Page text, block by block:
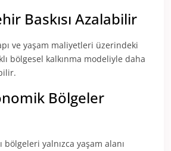
Baskısı Azalabilir
ve yaşam maliyetleri üzerindeki
bölgesel kalkınma modeliyle daha
Bölgeler
bölgeleri yalnızca yaşam alanı